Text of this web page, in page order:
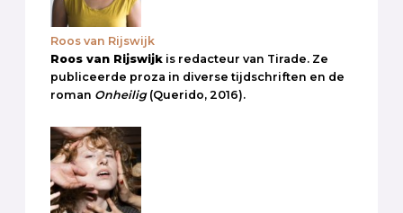
Roos van Rijswijk
Roos van Rijswijk is redacteur van Tirade. Ze
publiceerde proza in diverse tijdschriften en de
roman Onheilig(Querido, 2016).